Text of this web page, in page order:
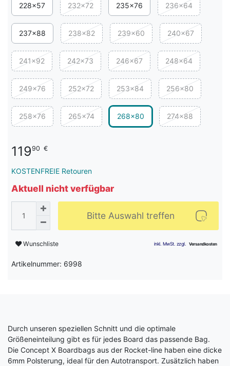
228x57 232x72 235x76 236x64
237x88 238x82 239x60 240x67
241x92 242x73 246x67 248x64
249x76 252x72 253x84 256x80
258x76 265x74 268x80 274x88
11990 €
KOSTENFREIE Retouren
Aktuell nicht verfügbar
Bitte Auswahl treffen
Wunschliste
Artikelnummer: 6998
Durch unseren speziellen Schnitt und die optimale
Größeneinteilung gibt es für jedes Board das passende Bag.
Die Concept X Boardbags aus der Rocket-line haben eine dicke
6mm Polsterung, ideal für den Autotransport. Zusätzlich haben